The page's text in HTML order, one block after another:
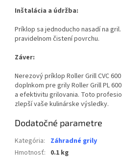
Inštalácia a údržba:
Príklop sa jednoducho nasadí na
pravidelnom čistení povrchu.
Záver:
Nerezový príklop Roller Grill CVC
doplnkom pre grily Roller Grill PL
a efektivitu grilovania. Toto
zlepší vaše kulinárske výsledky.
Dodatočné parametre
Kategória:
Záhradné grily
Hmotnosť: 0.1 kg